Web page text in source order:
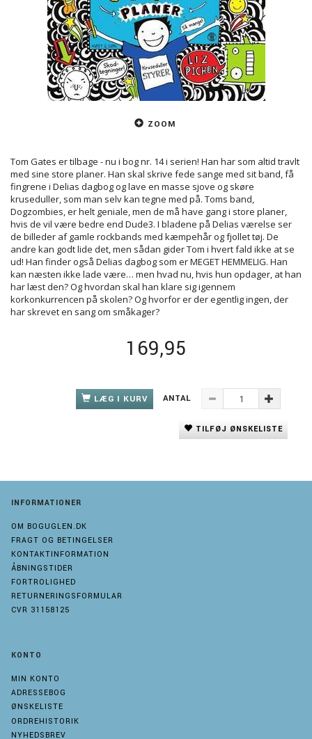
ZOOM
Tom Gates er tilbage - nu i bog nr. 14 i serien! Han har som altid travlt
med sine store planer. Han skal skrive fede sange med sit band, få
fingrene i Delias dagbog og lave en masse sjove og skøre
kruseduller, som man selv kan tegne med på. Toms band,
Dogzombies, er helt geniale, men de må have gang i store planer,
hvis de vil være bedre end Dude3. I bladene på Delias værelse ser
de billeder af gamle rockbands med kæmpehår og fjollet tøj. De
andre kan godt lide det, men sådan gider Tom i hvert fald ikke at se
ud! Han finder også Delias dagbog som er MEGET HEMMELIG. Han
kan næsten ikke lade være… men hvad nu, hvis hun opdager, at han
har læst den? Og hvordan skal han klare sig igennem
korkonkurrencen på skolen? Og hvorfor er der egentlig ingen, der
har skrevet en sang om småkager?
169,95
LÆG I KURV ANTAL
TILFØJ ØNSKELISTE
INFORMATIONER
OM BOGUGLEN.DK
FRAGT OG BETINGELSER
KONTAKTINFORMATION
ÅBNINGSTIDER
FORTROLIGHED
RETURNERINGSFORMULAR
CVR 31158125
KONTO
MIN KONTO
ADRESSEBOG
ØNSKELISTE
ORDREHISTORIK
NYHEDSBREV